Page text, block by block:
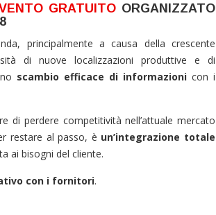
GRATUITO ORGANIZZATO
principalmente a causa della crescente
di nuove localizzazioni produttive e di
scambio efficace di informazionicon i
di perdere competitività nell’attuale mercato
restare al passo, è un’integrazione totale
ai bisogni del cliente.
con i fornitori.